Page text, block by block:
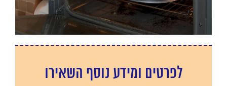
לפרטים ומידע נוסף השאירו